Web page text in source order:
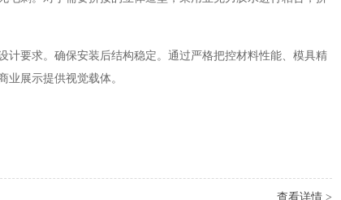
要求。确保安装后结构稳定。通过严格把控材料性能、模具精
展示提供视觉载体。
查看详情 >